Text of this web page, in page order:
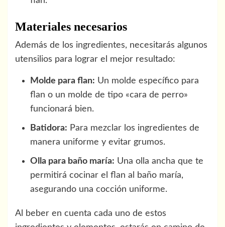
Materiales necesarios
Además de los ingredientes, necesitarás algunos
utensilios para lograr el mejor resultado:
Molde para flan: Un molde específico para
flan o un molde de tipo «cara de perro»
funcionará bien.
Batidora: Para mezclar los ingredientes de
manera uniforme y evitar grumos.
Olla para baño maría: Una olla ancha que te
permitirá cocinar el flan al baño maría,
asegurando una cocción uniforme.
Al beber en cuenta cada uno de estos